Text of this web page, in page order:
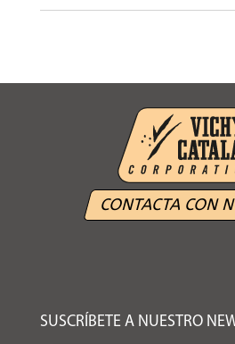
CONTACTA CON
SUSCRÍBETE A NUESTRO